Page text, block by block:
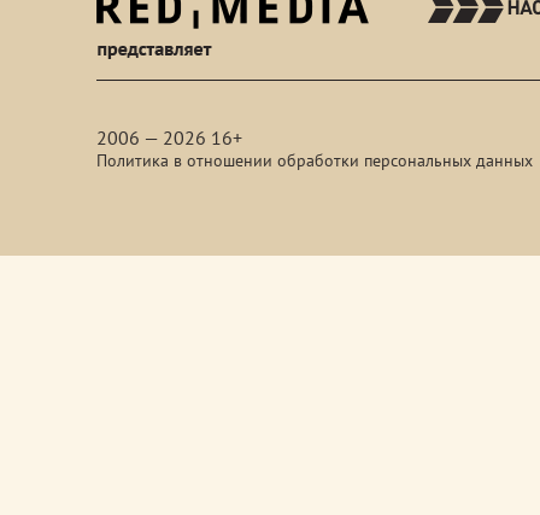
2006 — 2026 16+
Политика в отношении обработки персональных данных